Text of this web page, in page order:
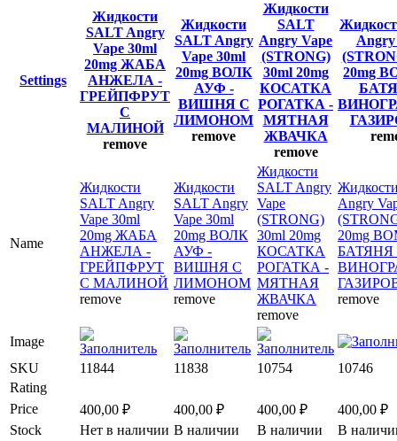
Settings
Жидкости
SALT Angry
Vape 30ml
20mg ЖАБА
АНЖЕЛА -
ГРЕЙПФРУТ
С
МАЛИНОЙ
remove
Жидкости
SALT Angry
Vape 30ml
20mg ВОЛК
АУФ -
ВИШНЯ С
ЛИМОНОМ
remove
Жидкости
SALT
Angry Vape
(STRONG)
30ml 20mg
КОСАТКА
РОГАТКА -
МЯТНАЯ
ЖВАЧКА
remove
Angry
20mg
Name
Жидкости
SALT Angry
Vape 30ml
20mg ЖАБА
АНЖЕЛА -
ГРЕЙПФРУТ
С МАЛИНОЙ
remove
Жидкости
SALT Angry
Vape 30ml
20mg ВОЛК
АУФ -
ВИШНЯ С
ЛИМОНОМ
remove
Жидкости
SALT Angry
Vape
(STRONG)
30ml 20mg
КОСАТКА
РОГАТКА -
МЯТНАЯ
ЖВАЧКА
remove
Angry
20mg
БАТЯНЯ
remove
Image
SKU
11844 11838 10754
10746
Rating
Price
400,00 ₽ 400,00 ₽ 400,00 ₽ 400,00 ₽
Stock
Нет в наличии В наличии В наличии
В